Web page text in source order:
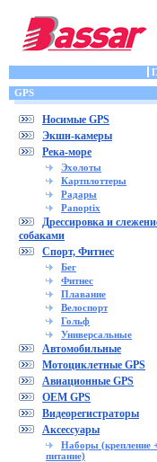
GPS
Носимые GPS
Экшн-камеры
Река-море
Эхолоты
Картплоттеры
Радары
Panoptix
Дрессировка и
собаками
Спорт, Фитнес
Бег
Фитнес
Плавание
Велоспорт
Гольф
Универсальные
Автомобильные
Мотоциклетные GPS
Авиационные GPS
OEM GPS
Видеорегистраторы
Аксессуары
Наборы (крепление
питание)